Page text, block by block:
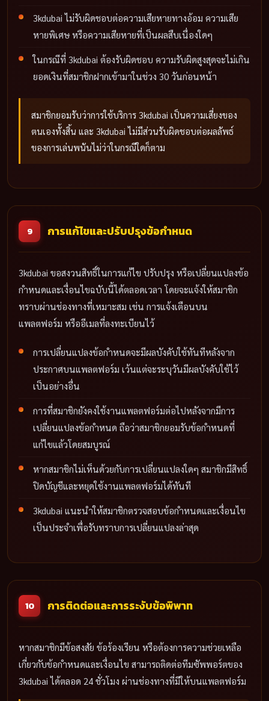
3kdubai ไม่รับผิดชอบต่อความเสียหายทางอ้อม ความเสีย
หายพิเศษ หรือความเสียหายที่เป็นผลสืบเนื่องใดๆ
ในกรณีที่ 3kdubai ต้องรับผิดชอบ ความรับผิดสูงสุดจะไม่เกิน
ยอดเงินที่สมาชิกฝากเข้ามาในช่วง 30 วันก่อนหน้า
สมาชิกยอมรับว่าการใช้บริการ 3kdubai เป็นความเสี่ยงของ
ตนเองทั้งสิ้น และ 3kdubai ไม่มีส่วนรับผิดชอบต่อผลลัพธ์
ของการเล่นพนันไม่ว่าในกรณีใดก็ตาม
9 การแก้ไขและปรับปรุงข้อกำหนด
3kdubai ขอสงวนสิทธิ์ในการแก้ไข ปรับปรุง หรือเปลี่ยนแปลงข้อ
กำหนดและเงื่อนไขฉบับนี้ได้ตลอดเวลา โดยจะแจ้งให้สมาชิก
ทราบผ่านช่องทางที่เหมาะสม เช่น การแจ้งเตือนบน
แพลตฟอร์ม หรืออีเมลที่ลงทะเบียนไว้
การเปลี่ยนแปลงข้อกำหนดจะมีผลบังคับใช้ทันทีหลังจาก
ประกาศบนแพลตฟอร์ม เว้นแต่จะระบุวันมีผลบังคับใช้ไว้
เป็นอย่างอื่น
การที่สมาชิกยังคงใช้งานแพลตฟอร์มต่อไปหลังจากมีการ
เปลี่ยนแปลงข้อกำหนด ถือว่าสมาชิกยอมรับข้อกำหนดที่
แก้ไขแล้วโดยสมบูรณ์
หากสมาชิกไม่เห็นด้วยกับการเปลี่ยนแปลงใดๆ สมาชิกมีสิทธิ์
ปิดบัญชีและหยุดใช้งานแพลตฟอร์มได้ทันที
3kdubai แนะนำให้สมาชิกตรวจสอบข้อกำหนดและเงื่อนไข
เป็นประจำเพื่อรับทราบการเปลี่ยนแปลงล่าสุด
10 การติดต่อและการระงับข้อพิพาท
หากสมาชิกมีข้อสงสัย ข้อร้องเรียน หรือต้องการความช่วยเหลือ
เกี่ยวกับข้อกำหนดและเงื่อนไข สามารถติดต่อทีมซัพพอร์ตของ
3kdubai ได้ตลอด 24 ชั่วโมง ผ่านช่องทางที่มีให้บนแพลตฟอร์ม